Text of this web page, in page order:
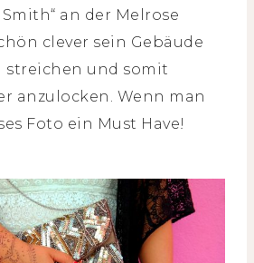
an der Melrose
clever sein Gebäude
streichen und somit
anzulocken. Wenn man
Foto ein Must Have!